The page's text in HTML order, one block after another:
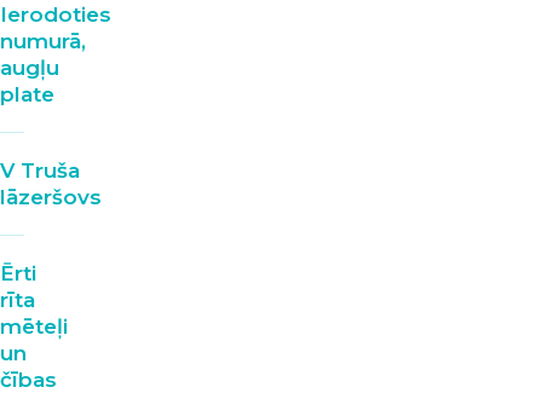
Ierodoties
numurā,
augļu
plate
V Truša
lāzeršovs
Ērti
rīta
mēteļi
un
čības